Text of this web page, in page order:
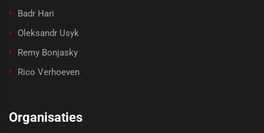
Badr Hari
Oleksandr Usyk
Remy Bonjasky
Rico Verhoeven
Organisaties